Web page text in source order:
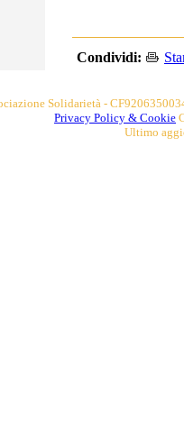
Condividi:
Solidarietà -
​​Privacy Policy & Cookie
Ultimo